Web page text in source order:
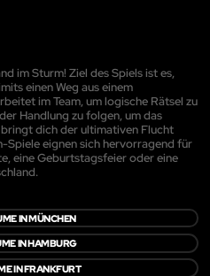
im Sturm! Ziel des Spiels ist es,
einen Weg aus einem
im Team, um logische Rätsel zu
Handlung zu folgen, um das
dich der ultimativen Flucht
Spiele eignen sich hervorragend für
eine Geburtstagsfeier oder eine
IN MÜNCHEN
IN HAMBURG
IN FRANKFURT